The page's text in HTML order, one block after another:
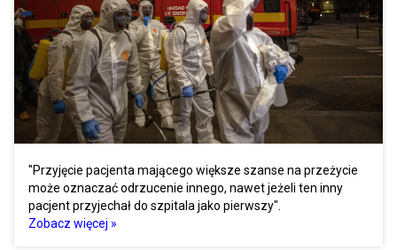
"Przyjęcie pacjenta mającego większe szanse na przeżycie
może oznaczać odrzucenie innego, nawet jeżeli ten inny
pacjent przyjechał do szpitala jako pierwszy".
Zobacz więcej »